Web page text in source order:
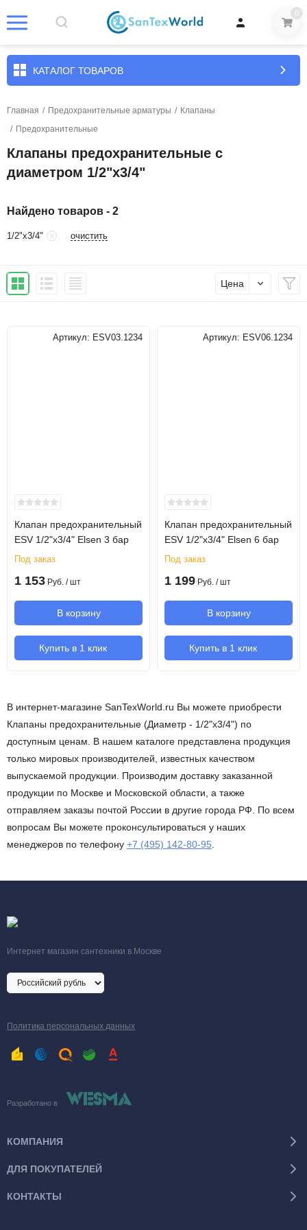
0
КАТАЛОГ ТОВАРОВ
Главная / Предохранительные арматуры / Клапаны
/ Предохранительные
Клапаны предохранительные с
диаметром 1/2"х3/4"
Найдено товаров - 2
1/2"х3/4" очистить
Цена
Артикул: ESV03.1234
Клапан предохранительный
ESV 1/2"х3/4" Elsen 3 бар
Под заказ
1 153 Руб. / шт
В корзину
Купить в 1 клик
Артикул: ESV06.1234
Клапан предохранительный
ESV 1/2"х3/4" Elsen 6 бар
Под заказ
1 199 Руб. / шт
В корзину
Купить в 1 клик
В интернет-магазине SanTexWorld.ru Вы можете приобрести
Клапаны предохранительные (Диаметр - 1/2"х3/4") по
доступным ценам. В нашем каталоге представлена продукция
только мировых производителей, известных качеством
выпускаемой продукции. Производим доставку заказанной
продукции по Москве и Московской области, а также
отправляем заказы почтой России в другие города РФ. По всем
вопросам Вы можете проконсультироваться у наших
менеджеров по телефону +7 (495) 142-80-95
Интернет магазин сантехники в Москве
Политика персональных данных
Разработано в
КОМПАНИЯ
ДЛЯ ПОКУПАТЕЛЕЙ
КОНТАКТЫ